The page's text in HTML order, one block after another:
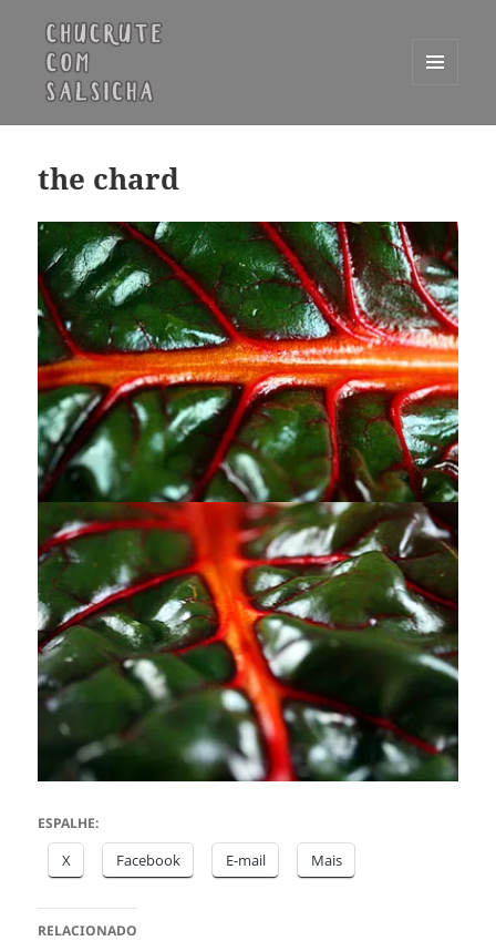
WIDGETS
the chard
ESPALHE:
X Facebook E-mail Mais
RELACIONADO